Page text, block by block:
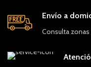
Envío a
Consulta